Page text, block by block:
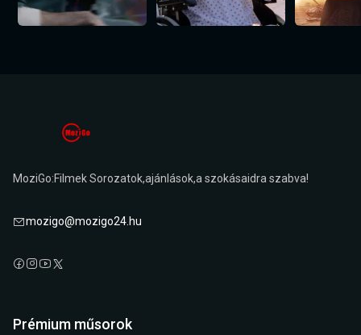
MoziGo:Filmek Sorozatok,ajánlások,a szokásaidra szabva!
mozigo@mozigo24.hu
Prémium műsorok